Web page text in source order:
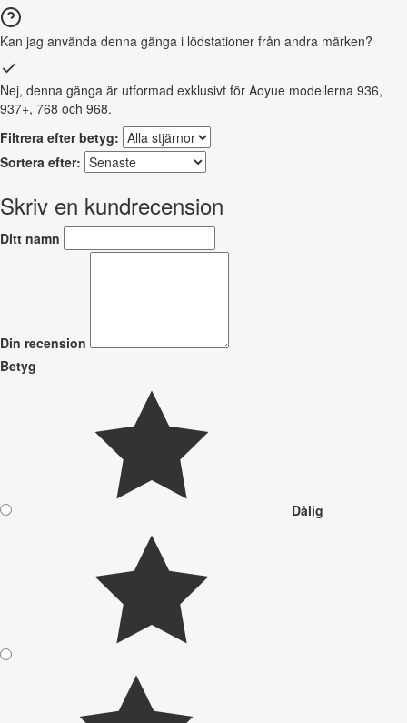
Kan jag använda denna gänga i lödstationer från andra märken?
Nej, denna gänga är utformad exklusivt för Aoyue modellerna 936,
937+, 768 och 968.
Filtrera efter betyg:
Sortera efter:
Skriv en kundrecension
Ditt namn
Din recension
Betyg
Dålig